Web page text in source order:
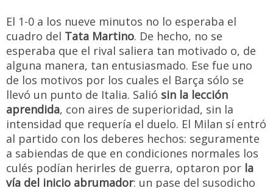
El 1-0 a los nueve minutos no lo esperaba el
cuadro del Tata Martino. De hecho, no se
esperaba que el rival saliera tan motivado o, de
alguna manera, tan entusiasmado. Ese fue uno
de los motivos por los cuales el Barça sólo se
llevó un punto de Italia. Salió sin la lección
aprendida, con aires de superioridad, sin la
intensidad que requería el duelo. El Milan sí entró
al partido con los deberes hechos: seguramente
a sabiendas de que en condiciones normales los
culés podían herirles de guerra, optaron por la
vía del inicio abrumador: un pase del susodicho